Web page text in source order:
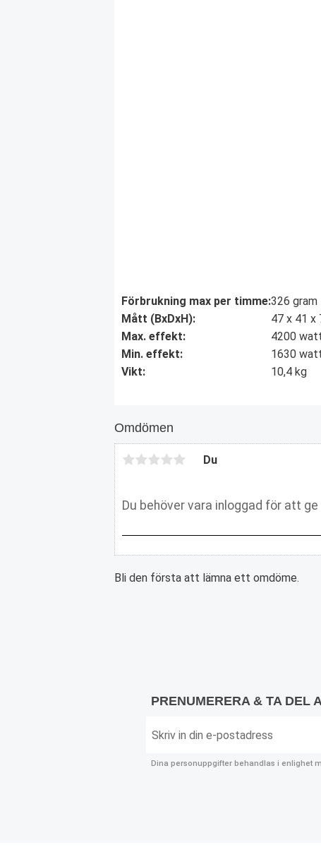
Förbrukning max per timme:326 gram
Mått (BxDxH):
47 x 41 x
Max. effekt:
4200
Min. effekt:
1630
Vikt:
10,4 kg
Omdömen
Du
Bli den första att lämna ett omdöme.
PRENUMERERA & TA DEL
Dina personuppgifter behandlas i enlighet